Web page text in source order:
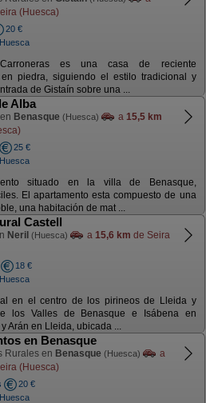
(Huesca)
20 €
es una casa de reciente
en piedra, siguiendo el estilo tradicional y
de Gistaín sobre una ...
Alba
Benasque (Huesca) a 15,5 km
25 €
situado en la villa de Benasque,
El apartamento esta compuesto de una
una habitación de mat ...
Castell
Neril (Huesca) a 15,6 km de Seira
18 €
en el centro de los pirineos de Lleida y
los Valles de Benasque e Isábena en
Arán en Lleida, ubicada ...
en Benasque
Rurales en Benasque (Huesca)
a
(Huesca)
20 €